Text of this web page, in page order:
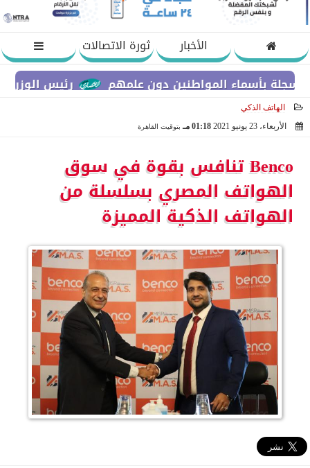
الأخبار
ثورة الاتصالات
رئيس الوزراء يستعرض
المواطنين دون علمهم
الهاتف الذكي
الأربعاء، 23 يونيو 2021
01:18 مـ بتوقيت القاهرة
Benco تنافس بقوة في سوق
الهواتف المصري بسلسلة من
الهواتف الذكية المميزة